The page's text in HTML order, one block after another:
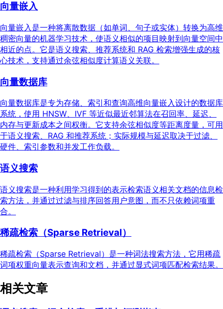
向量嵌入
向量嵌入是一种将离散数据（如单词、句子或实体）转换为高维
稠密向量的机器学习技术，使语义相似的项目映射到向量空间中
相近的点。它是语义搜索、推荐系统和 RAG 检索增强生成的核
心技术，支持通过余弦相似度计算语义关联。
向量数据库
向量数据库是专为存储、索引和查询高维向量嵌入设计的数据库
系统，使用 HNSW、IVF 等近似最近邻算法在召回率、延迟、
内存与更新成本之间权衡。它支持余弦相似度等距离度量，可用
于语义搜索、RAG 和推荐系统；实际规模与延迟取决于过滤、
硬件、索引参数和并发工作负载。
语义搜索
语义搜索是一种利用学习得到的表示检索语义相关文档的信息检
索方法，并通过过滤与排序回答用户意图，而不只依赖词项重
合。
稀疏检索（Sparse Retrieval）
稀疏检索（Sparse Retrieval）是一种词法搜索方法，它用稀疏
词项权重向量表示查询和文档，并通过显式词项匹配检索结果。
相关文章